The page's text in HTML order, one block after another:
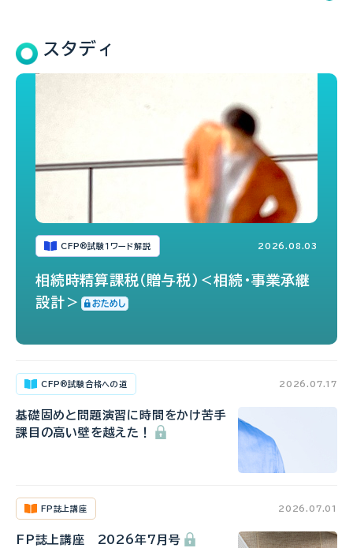
スタディ
CFP ®試験１ワード解説 2026.08.03
相続時精算課税（贈与税）＜相続・事業承継
設計＞
CFP ®試験合格への道 2026.07.17
基礎固めと問題演習に時間をかけ苦手
課目の高い壁を越えた！
FP誌上講座 2026.07.01
FP誌上講座 2026年7月号